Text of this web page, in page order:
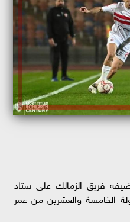
فريق الزمالك على ستاد
الخامسة والعشرين من عمر